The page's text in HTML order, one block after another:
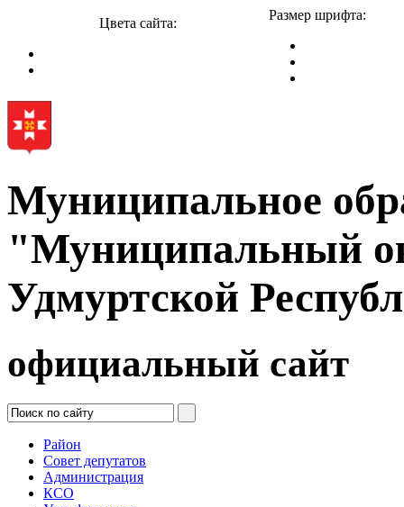
Цвета сайта:
Размер шрифта:
Муниципальное
"Муниципальный
Удмуртской
официальный сайт
Район
Совет депутатов
Администрация
КСО